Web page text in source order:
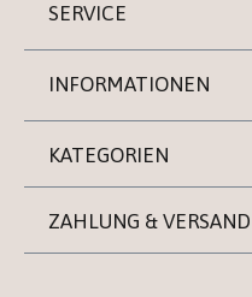
SERVICE
INFORMATIONEN
KATEGORIEN
ZAHLUNG & VERSAND